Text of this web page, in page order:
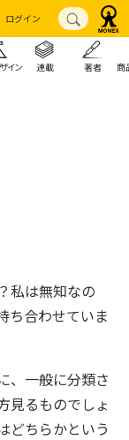
ログイン
イン 連載 著者 商
私は無知なの
ち合わせていま
、一般に分類さ
見るものでしょ
どちらかという